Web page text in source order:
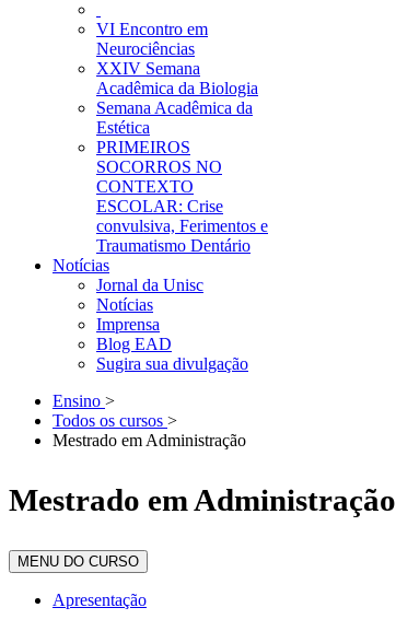
VI Encontro em
Neurociências
XXIV Semana
Acadêmica da Biologia
Semana Acadêmica da
Estética
PRIMEIROS
SOCORROS NO
CONTEXTO
ESCOLAR: Crise
convulsiva, Ferimentos e
Traumatismo Dentário
Notícias
Jornal da Unisc
Notícias
Imprensa
Blog EAD
Sugira sua divulgação
Ensino >
Todos os cursos >
Mestrado em Administração
Mestrado em Administração
MENU DO CURSO
Apresentação